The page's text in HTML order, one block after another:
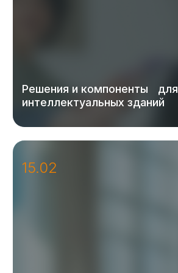
Решения и компоненты для
интеллектуальных зданий
15.02